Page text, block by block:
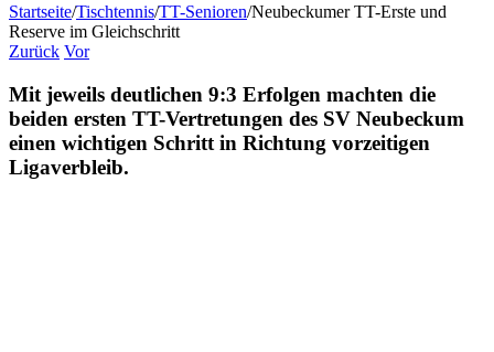
Startseite/Tischtennis/TT-Senioren/Neubeckumer TT-Erste und
Reserve im Gleichschritt
Zurück Vor
Mit jeweils deutlichen 9:3 Erfolgen machten die
beiden ersten TT-Vertretungen des SV Neubeckum
einen wichtigen Schritt in Richtung vorzeitigen
Ligaverbleib.